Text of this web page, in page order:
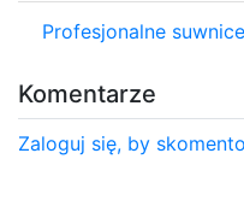
Profesjonalne suwnice
Komentarze
Zaloguj się, by